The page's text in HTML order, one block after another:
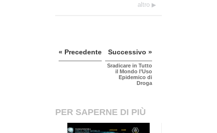
altro
« Precedente Successivo »
Sradicare in Tutto
il Mondo l’Uso
Epidemico di
Droga
PER SAPERNE DI PIÙ